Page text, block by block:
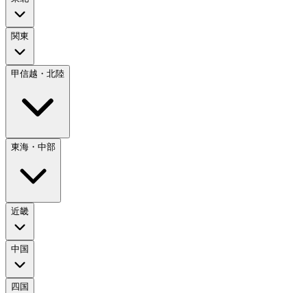
関東
甲信越・北陸
東海・中部
近畿
中国
四国